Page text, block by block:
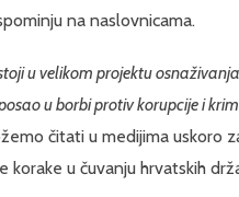
na naslovnicama.
u velikom projektu
u borbi protiv korupcije i
čitati u medijima uskoro
korake u čuvanju hrvatskih